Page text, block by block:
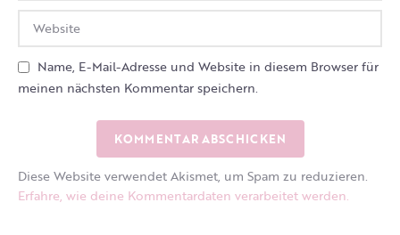
Name, E-Mail-Adresse und Website in diesem Browser für
meinen nächsten Kommentar speichern.
Diese Website verwendet Akismet, um Spam zu reduzieren.
Erfahre, wie deine Kommentardaten verarbeitet werden.